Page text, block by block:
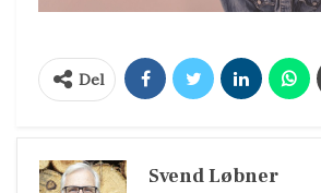
Del
Svend Løbner